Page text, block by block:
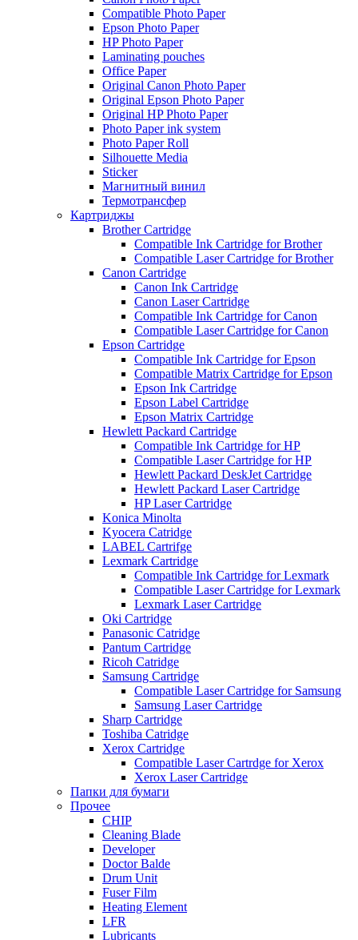
Compatible Photo Paper
Epson Photo Paper
HP Photo Paper
Laminating pouches
Office Paper
Original Canon Photo Paper
Original Epson Photo Paper
Original HP Photo Paper
Photo Paper ink system
Photo Paper Roll
Silhouette Media
Sticker
Магнитный винил
Термотрансфер
Картриджы
Brother Cartridge
Compatible Ink Cartridge for Brother
Compatible Laser Cartridge for Brother
Canon Cartridge
Canon Ink Cartridge
Canon Laser Cartridge
Compatible Ink Cartridge for Canon
Compatible Laser Cartridge for Canon
Epson Cartridge
Compatible Ink Cartridge for Epson
Compatible Matrix Cartridge for Epson
Epson Ink Cartridge
Epson Label Cartridge
Epson Matrix Cartridge
Hewlett Packard Cartridge
Compatible Ink Cartridge for HP
Compatible Laser Cartridge for HP
Hewlett Packard DeskJet Cartridge
Hewlett Packard Laser Cartridge
HP Laser Cartridge
Konica Minolta
Kyocera Catridge
LABEL Cartrifge
Lexmark Cartridge
Compatible Ink Cartridge for Lexmark
Compatible Laser Cartridge for Lexmark
Lexmark Laser Cartridge
Oki Cartridge
Panasonic Catridge
Pantum Cartridge
Ricoh Catridge
Samsung Cartridge
Compatible Laser Cartridge for Samsung
Samsung Laser Cartridge
Sharp Cartridge
Toshiba Catridge
Xerox Cartridge
Compatible Laser Cartrdge for Xerox
Xerox Laser Cartridge
Папки для бумаги
Прочее
CHIP
Cleaning Blade
Developer
Doctor Balde
Drum Unit
Fuser Film
Heating Element
LFR
Lubricants